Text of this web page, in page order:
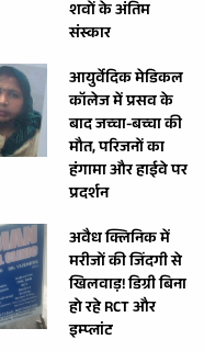
शवों के अंतिम
संस्कार
आयुर्वेदिक मेडिकल
कॉलेज में प्रसव के
बाद जच्चा-बच्चा की
मौत, परिजनों का
हंगामा और हाईवे पर
प्रदर्शन
अवैध क्लिनिक में
मरीजों की जिंदगी से
खिलवाड़! डिग्री बिना
हो रहे RCT और
इम्प्लांट